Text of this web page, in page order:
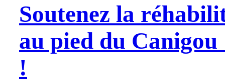
Soutenez la
au pied du Canigou
!